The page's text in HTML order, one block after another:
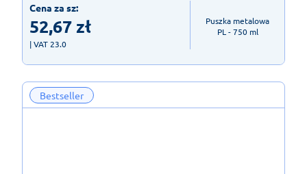
Cena za sz:
52,67zł
| VAT 23.0
Puszka metalowa
PL - 750 ml
Bestseller